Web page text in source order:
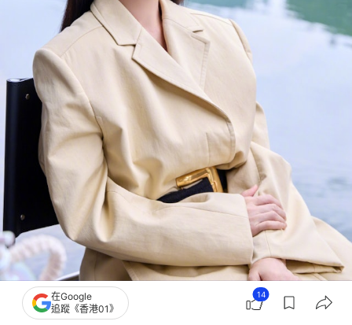
在Google
追蹤《香港01》
14